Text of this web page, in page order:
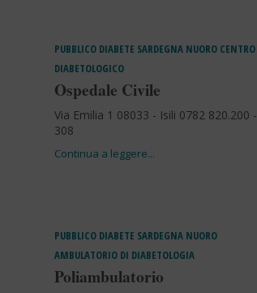
PUBBLICO DIABETE SARDEGNA NUORO CENTRO
DIABETOLOGICO
Ospedale Civile
Via Emilia 1 08033 - Isili 0782 820.200 -
308
PUBBLICO DIABETE SARDEGNA NUORO
AMBULATORIO DI DIABETOLOGIA
Poliambulatorio